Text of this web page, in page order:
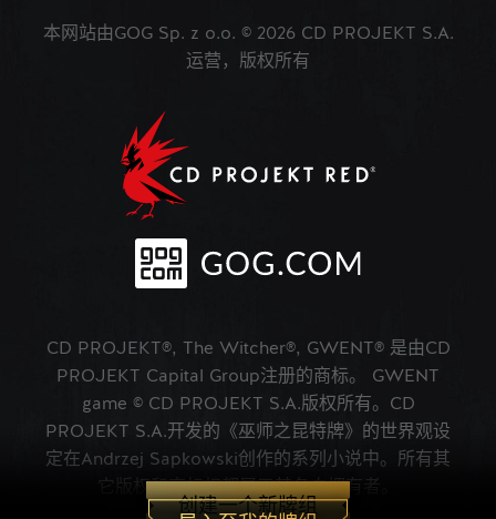
创建一个新牌组
本网站由GOG Sp. z o.o. © 2026 CD PROJEKT S.A.
运营，版权所有
CD PROJEKT®, The Witcher®, GWENT® 是由CD
PROJEKT Capital Group注册的商标。 GWENT
game © CD PROJEKT S.A.版权所有。CD
PROJEKT S.A.开发的《巫师之昆特牌》的世界观设
定在Andrzej Sapkowski创作的系列小说中。所有其
它版权和商标权都属于其各自拥有者。